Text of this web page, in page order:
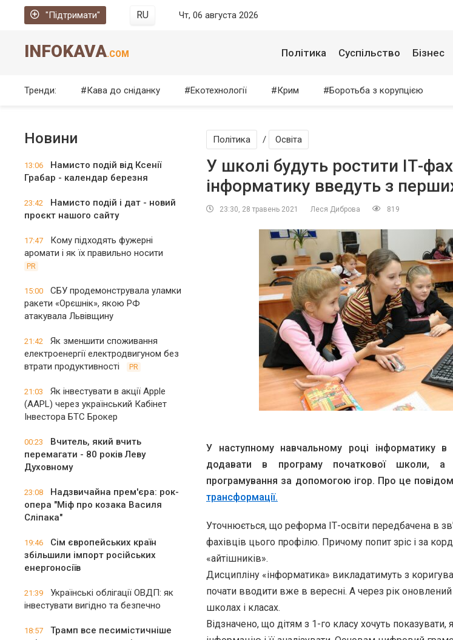
"Підтримати" RU Чт, 06 августа 2026
INFOKAVA.COM Політика Суспільство Бізнес
Тренди: Кава до сніданку Екотехнології Крим Боротьба з корупцією
Новини
13:06
Намисто подій від Ксенії
Грабар - календар березня
23:42
Намисто подій і дат - новий
проєкт нашого сайту
17:47
Кому підходять фужерні
аромати і як їх правильно носити
PR
15:00
СБУ продемонструвала уламки
ракети «Орєшнік», якою РФ
атакувала Львівщину
21:42
Як зменшити споживання
електроенергії електродвигуном без
втрати продуктивності
PR
21:03
Як інвестувати в акції Apple
(AAPL) через український Кабінет
Інвестора БТС Брокер
00:23
Вчитель, який вчить
перемагати - 80 років Леву
Духовному
23:08
Надзвичайна прем'єра: рок-
опера "Міф про козака Василя
Сліпака"
19:46
Сім європейських країн
збільшили імпорт російських
енергоносіїв
21:39
Українські облігації ОВДП: як
інвестувати вигідно та безпечно
18:57
Трамп все песимістичніше
Політика / Освіта
У школі будуть ростити ІТ-
інформатику введуть з
23:30, 28 травень 2021 Леся Диброва 819
У наступному навчальному році інформатику в
додавати в програму початкової школи, а
програмування за допомогою ігор. Про це
трансформації.
Уточнюється, що реформа ІТ-освіти передбачена в
фахівців цього профілю. Причому попит зріс і за
«айтішників».
Дисципліну «інформатика» викладатимуть з
почати вводити вже в вересні. А через рік оновлений
школах і класах.
Відзначено, що дітям з 1-го класу хочуть показувати,